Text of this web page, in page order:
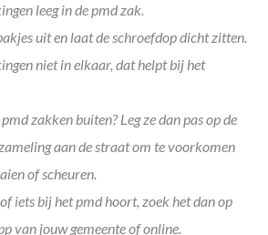
leeg in de pmd zak.
uit en laat de schroefdop dicht zitten.
niet in elkaar, dat helpt bij het
zakken buiten? Leg ze dan pas op de
aan de straat om te voorkomen
of scheuren.
iets bij het pmd hoort, zoek het dan op
van jouw gemeente of online.